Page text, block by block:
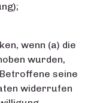
wenn (a) die
wurden,
seine
widerrufen